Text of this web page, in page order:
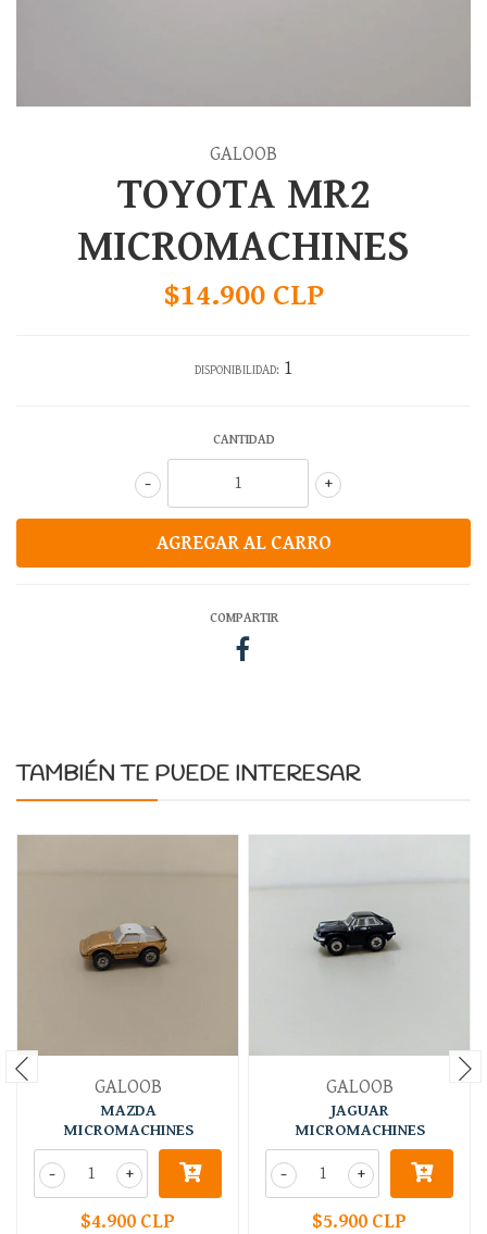
GALOOB
TOYOTA MR2
MICROMACHINES
$14.900 CLP
DISPONIBILIDAD: 1
CANTIDAD
+
-
COMPARTIR
TAMBIÉN TE PUEDE INTERESAR
GALOOB
MAZDA
MICROMACHINES
+
-
$4.900 CLP
GALOOB
JAGUAR
MICROMACHINES
+
-
$5.900 CLP